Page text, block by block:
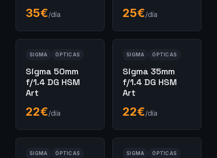
35€/día 25€/día
SIGMA ÓPTICAS
Sigma 50mm
f/1.4 DG HSM
Art
22€/día
SIGMA ÓPTICAS
Sigma 35mm
f/1.4 DG HSM
Art
22€/día
SIGMA ÓPTICAS SIGMA ÓPTICAS